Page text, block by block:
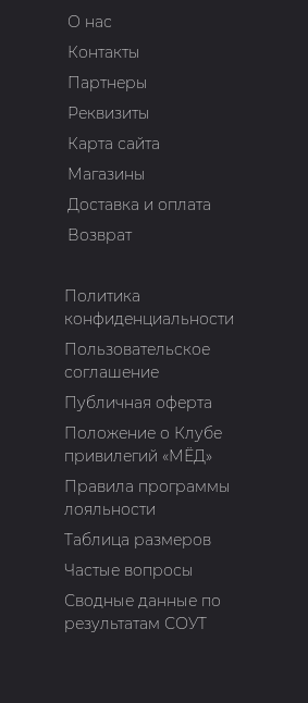
О нас
Контакты
Партнеры
Реквизиты
Карта сайта
Магазины
Доставка и оплата
Возврат
Политика
конфиденциальности
Пользовательское
соглашение
Публичная оферта
Положение о Клубе
привилегий «МЁД»
Правила программы
лояльности
Таблица размеров
Частые вопросы
Сводные данные по
результатам СОУТ